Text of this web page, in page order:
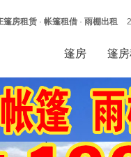
篷房租赁· 帐篷租借· 雨棚出租
篷房 篷